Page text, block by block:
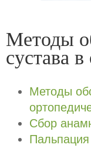
Методы
сустава
Методы
Сбор
Пальпация